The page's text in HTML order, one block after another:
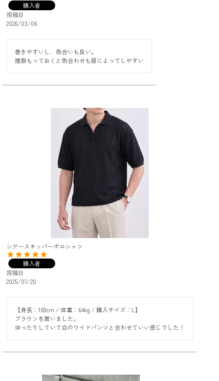
購入者
投稿日
2026/03/06
巻きやすいし、色合いも良い。
複数もっておくと色合わせも服によってしやすい
シアースキッパーポロシャツ
購入者
投稿日
2025/07/20
【身長：169cm / 体重：64kg / 購入サイズ：L】
ブラウンを買いました。
ゆったりしていて白のワイドパンツと合わせていい感じでした！